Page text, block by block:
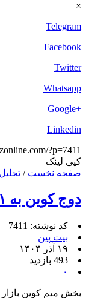
×
Telegram
Facebook
Twitter
Whatsapp
+Google
Linkedin
?p=7411
کپی لینک
صفحه نخست /
دوج کوین به ۱ دلار یا شیبا به ۰.۰۱ دلار؟ کدام سناریو واقعی‌تر است؟ تحلیل DOGE و SHIB
کد نوشته: 7411
بیت پین
۱۹ آذر ۱۴۰۴
493 بازدید
۰